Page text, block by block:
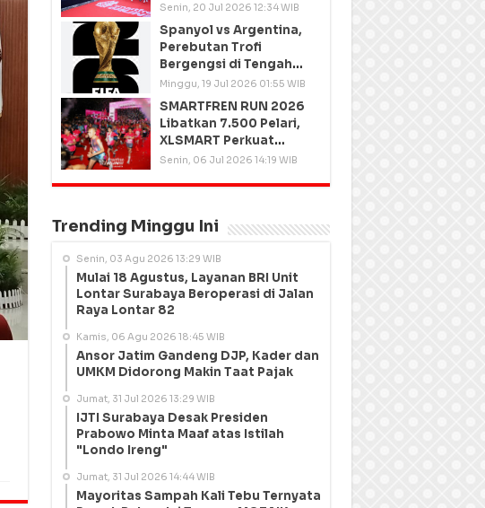
Senin, 20 Jul 2026 12:34 WIB
Spanyol vs Argentina,
Perebutan Trofi
Bergengsi di Tengah
Semangat Persatuan
Minggu, 19 Jul 2026 01:55 WIB
SMARTFREN RUN 2026
Libatkan 7.500 Pelari,
XLSMART Perkuat
Kedekatan dengan
Senin, 06 Jul 2026 14:19 WIB
Trending Minggu Ini
Senin, 03 Agu 2026 13:29 WIB
Mulai 18 Agustus, Layanan BRI Unit
Lontar Surabaya Beroperasi di Jalan
Raya Lontar 82
Kamis, 06 Agu 2026 18:45 WIB
Ansor Jatim Gandeng DJP, Kader dan
UMKM Didorong Makin Taat Pajak
Jumat, 31 Jul 2026 13:29 WIB
IJTI Surabaya Desak Presiden
Prabowo Minta Maaf atas Istilah
"Londo Ireng"
Jumat, 31 Jul 2026 14:44 WIB
Mayoritas Sampah Kali Tebu Ternyata